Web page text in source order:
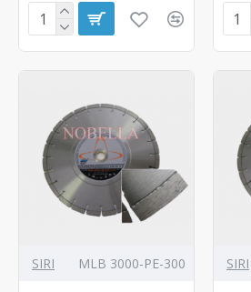
SIRI MLB 3000-PЕ-300 SIRI